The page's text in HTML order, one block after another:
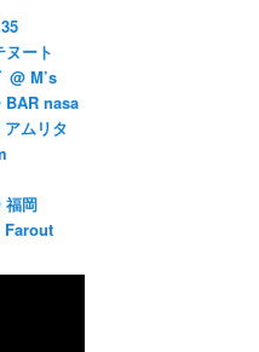
の本番
ート
@ M’s
BAR nasa
ムリタ
福岡
Farout